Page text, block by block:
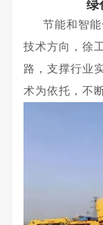
绿
节能和智
技术方向，徐
路，支撑行业
术为依托，不